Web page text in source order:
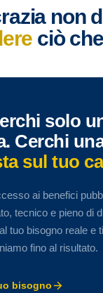
non
ciò
solo
Cerchi
sul tuo
ai benefici
tecnico e pieno di
tuo bisogno reale e ti
fino al risultato.
bisogno